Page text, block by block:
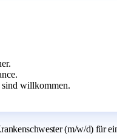
sind willkommen.
(m/w/d) für